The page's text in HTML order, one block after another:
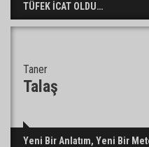
TÜFEK İCAT OLDU…
Taner
Talaş
Yeni Bir Anlatım, Yeni Bir